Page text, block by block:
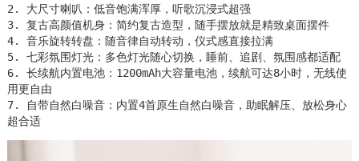
2. 大尺寸喇叭：低音饱满浑厚，听歌沉浸式超强
3. 复古高颜值机身：简约复古造型，随手摆放就是精致桌面摆件
4. 音乐旋转转盘：随音律自动转动，仪式感直接拉满
5. 七彩氛围灯光：多色灯光随心切换，睡前、追剧、氛围感都适配
6. 长续航内置电池：1200mAh大容量电池，续航可达8小时，无线使
用更自由
7. 自带自然白噪音：内置4首原生自然白噪音，助眠解压、放松身心
超合适